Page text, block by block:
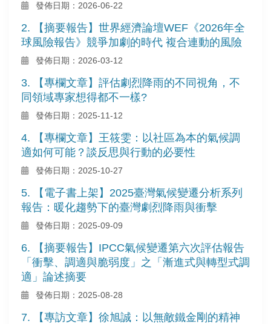
發佈日期：2026-06-22
2. 【摘要報告】世界經濟論壇WEF《2026年全
球風險報告》競爭加劇的時代 複合連動的風險
發佈日期：2026-03-12
3. 【專欄文章】評估劇烈降雨的不同視角，不
同領域專家想得都不一樣?
發佈日期：2025-11-12
4. 【專欄文章】王筱雯：以社區為本的氣候調
適如何可能？談反思與行動的必要性
發佈日期：2025-10-27
5. 【電子書上架】2025臺灣氣候變遷分析系列
報告：暖化趨勢下的臺灣劇烈降雨與衝擊
發佈日期：2025-09-09
6. 【摘要報告】IPCC氣候變遷第六次評估報告
「衝擊、調適與脆弱度」之「漸進式與轉型式調
適」論述摘要
發佈日期：2025-08-28
7. 【專訪文章】徐旭誠：以無敵鐵金剛的精神